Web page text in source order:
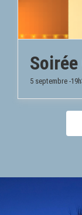
5 septembre -